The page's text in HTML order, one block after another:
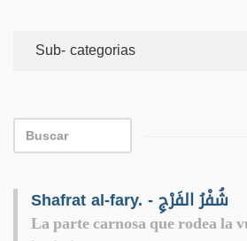
Sub- categorias
Shafrat al-fary. - شُفْرُ الفَرْجِ
La parte carnosa que rodea la